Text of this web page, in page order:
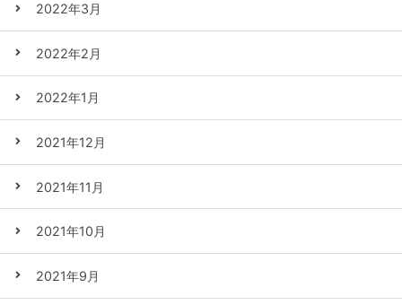
2022年3月
2022年2月
2022年1月
2021年12月
2021年11月
2021年10月
2021年9月